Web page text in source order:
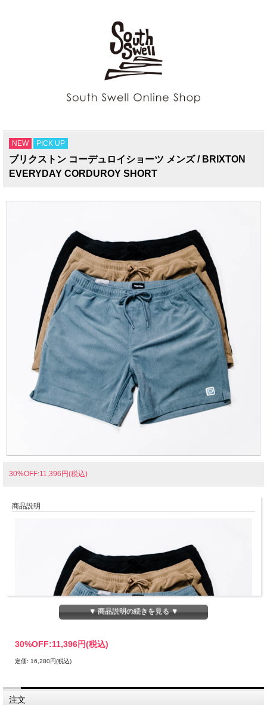
NEW PICK UP
ブリクストン コーデュロイショーツ メンズ / BRIXTON
EVERYDAY CORDUROY SHORT
30%OFF:11,396円(税込)
商品説明
▼ 商品説明の続きを見る ▼
30%OFF:11,396円(税込)
定価: 16,280円(税込)
注文